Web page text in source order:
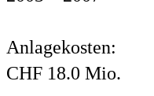
Anlagekosten:
CHF 18.0 Mio.